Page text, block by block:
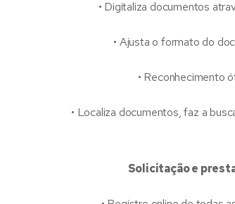
• Digitaliza documentos
• Ajusta o formato do
• Reconhecimento
• Localiza documentos, faz a
Solicitação e